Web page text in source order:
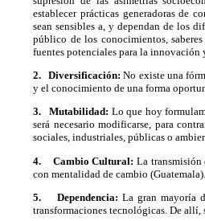
establecer prácticas generadoras de
sean sensibles a, y dependan de los
público de los conocimientos,
fuentes potenciales para la
2.
Diversificación:No existe una
y el conocimiento de una forma
3.
Mutabilidad: Lo que hoy
será necesario modificarse, para
sociales, industriales, públicas o
4.
Cambio Cultural:La transmisión
con mentalidad de cambio (Guatemala).
5.
Dependencia: La gran mayoría
transformaciones tecnológicas. De allí,